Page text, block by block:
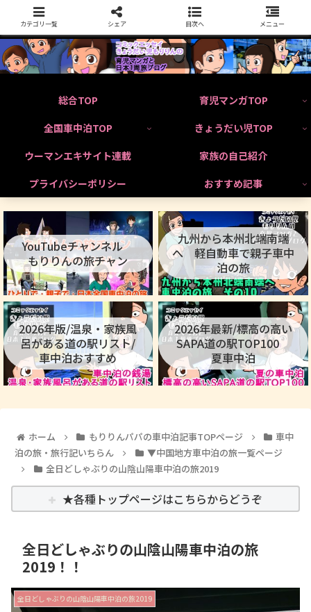
総合TOP
育児マンガTOP
全国車中泊TOP
きょうだい児TOP
ウーマンエキサイト連載
家族の自己紹介
プライバシーポリシー
おすすめ記事
YouTubeチャンネル
もりりんの旅チャン
九州から本州北端南端
へ 軽自動車で親子車中
泊の旅
2026年版/温泉・家族風
呂がある道の駅リスト/
車中泊おすすめ
2026年最新/標高の高い
SAPA道の駅TOP100
夏車中泊
ホーム もりりんパパの車中泊記事TOPページ
車中
泊の旅・旅行記いちらん
▼中国地方車中泊の旅一覧ページ
全日どしゃぶりの山陰山陽車中泊の旅2019
★各種トップページはこちらからどうぞ
全日どしゃぶりの山陰山陽車中泊の旅
2019！！
全日どしゃぶりの山陰山陽車中泊の旅2019
カテゴリ一覧 シェア 目次へ メニュー